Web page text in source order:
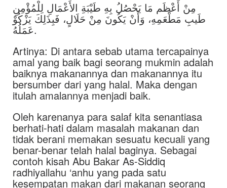
مِنْ أَعْظَم مَا يَحْصُلُ بِهِ طَيْبَةِ الأَعْمَالِ لِلْمُؤْمِنِ
طَيبِ مَطْعَمِهِ، وَأَنْ يَكُونَ مِنْ حَلَالٍ، فَبِذَلِكَ يَزْكُوْ
عَمَلُهُ.
Artinya: Di antara sebab utama tercapainya
amal yang baik bagi seorang mukmin adalah
baiknya makanannya dan makanannya itu
bersumber dari yang halal. Maka dengan
itulah amalannya menjadi baik.
Oleh karenanya para salaf kita senantiasa
berhati-hati dalam masalah makanan dan
tidak berani memakan sesuatu kecuali yang
benar-benar telah halal baginya. Sebagai
contoh kisah Abu Bakar As-Siddiq
radhiyallahu ‘anhu yang pada satu
kesempatan makan dari makanan seorang